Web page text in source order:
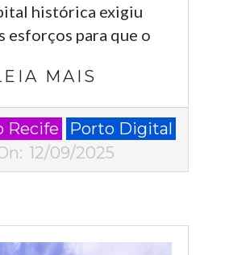
histórica exigiu
esforços para que o
MAIS
Recife
Porto Digital
12/09/2025